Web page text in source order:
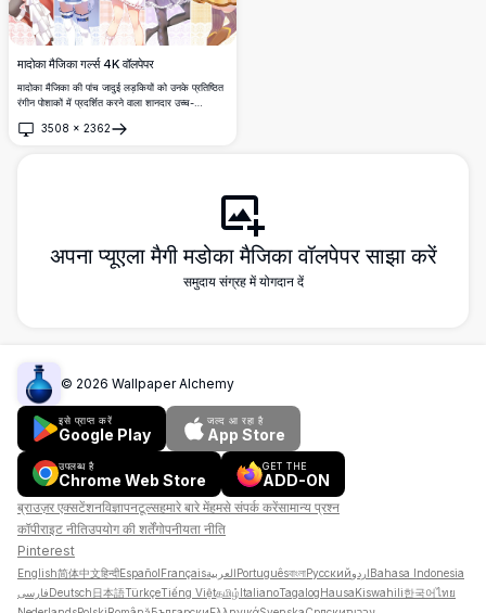
मादोका मैजिका गर्ल्स 4K वॉलपेपर
मादोका मैजिका की पांच जादुई लड़कियों को उनके प्रतिष्ठित
रंगीन पोशाकों में प्रदर्शित करने वाला शानदार उच्च-
नीले, गुलाबी, बैंगनी और पीले थीम में मैचिंग पैटर्न वाली
3508 × 2362
खोलें
अपना प्यूएला मैगी मडोका मैजिका वॉलपेपर साझा करें
समुदाय संग्रह में योगदान दें
© 2026 Wallpaper Alchemy
इसे प्राप्त करें
Google Play
जल्द आ रहा है
App Store
उपलब्ध है
Chrome Web Store
GET THE
ADD-ON
ब्राउज़र एक्सटेंशनविज्ञापनटूल्सहमारे बारे मेंहमसे संपर्क करेंसामान्य प्रश्न
कॉपीराइट नीतिउपयोग की शर्तेंगोपनीयता नीति
Pinterest
English简体中文हिन्दीEspañol Françaisالعربية PortuguêsবাংলাРусскийاردو Bahasa Indonesia
فارسی Deutsch 日本語TürkçeTiếng Việtதமிழ் ItalianoTagalog Hausa Kiswahili한국어ไทย